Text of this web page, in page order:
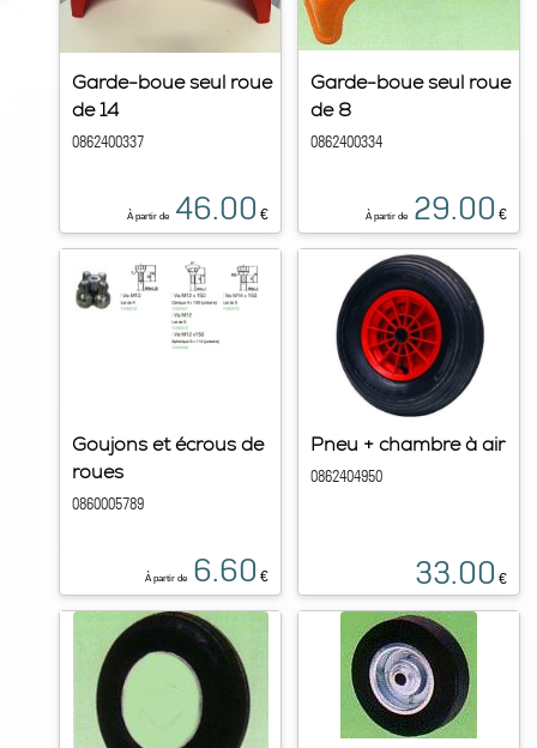
Garde-boue seul roue
de 14
0862400337
À partir de 46.00 €
Garde-boue seul roue
de 8
0862400334
À partir de 29.00 €
Goujons et écrous de
roues
0860005789
À partir de 6.60 €
Pneu + chambre à air
0862404950
33.00 €